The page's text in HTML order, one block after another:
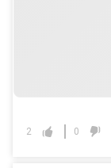
2 0